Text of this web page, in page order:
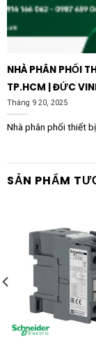
NHÀ PHÂN PHỐI
TP.HCM | ĐỨC
Tháng 9 20, 2025
Nhà phân phối thiết
SẢN PHẨM